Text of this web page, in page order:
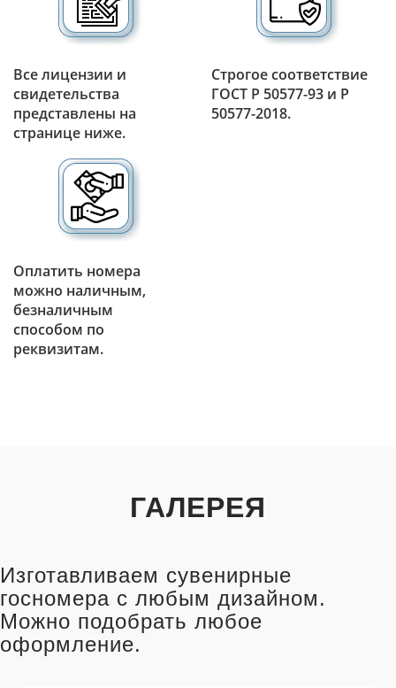
Все лицензии и
свидетельства
представлены на
странице ниже.
Строгое соответствие
ГОСТ Р 50577-93 и Р
50577-2018.
Оплатить номера
можно наличным,
безналичным
способом по
реквизитам.
ГАЛЕРЕЯ
Изготавливаем сувенирные
госномера с любым дизайном.
Можно подобрать любое
оформление.